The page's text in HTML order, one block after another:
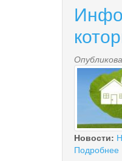
Новости:
Подробнее